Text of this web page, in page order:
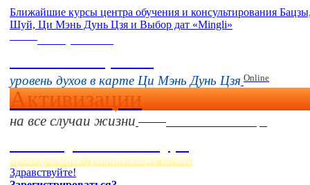
Ближайшие курсы центра обучения и консультирования
Шуй, Ци Мэнь Дунь Цзя и Выбор дат «Mingli»
уровень духов в карте Ци Мэнь Дунь Цзя Online
Активизации
на все случаи жизни
пространство, работающее на вас
Здравствуйте!